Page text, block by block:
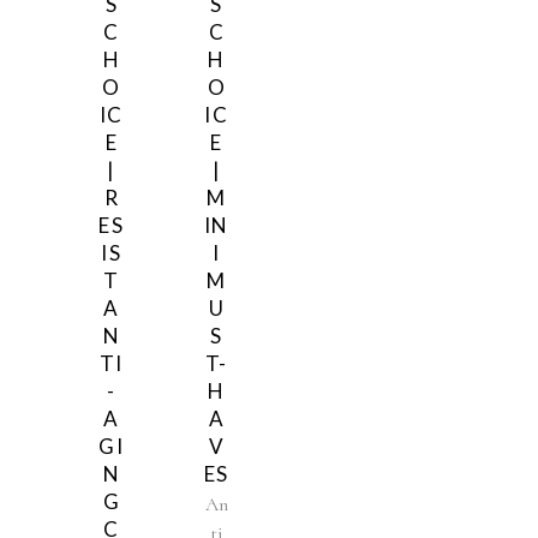
C
H
O
IC
E
|
R
ES
IS
T
A
N
TI
-
A
GI
N
G
C
C
H
O
IC
E
|
M
IN
I
M
U
S
T-
H
A
V
ES
An
ti